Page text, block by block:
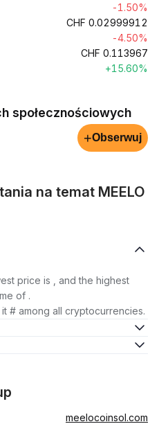
-1.50%
CHF 0.02999912
-4.50%
CHF 0.113967
+15.60%
społecznościowych
+Obserwuj
na temat MEELO
price is , and the highest
of .
# among all cryptocurrencies.
meelocoinsol.com